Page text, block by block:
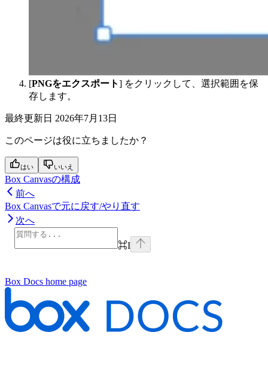
[PNGをエクスポート] をクリックして、選択範囲を保
存します。
最終更新日 2026年7月13日
このページは役に立ちましたか？
はい いいえ
Box Canvasの構成
前へ
Box Canvasで元に戻す/やり直す
次へ
⌘I
Box Docs home page